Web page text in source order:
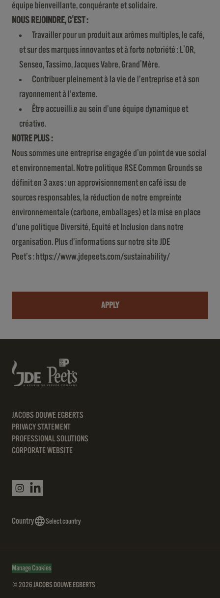
équipe bienveillante, conquérante et solidaire.
NOUS REJOINDRE, C'EST :
Travailler pour un produit aux arômes multiples, le café,
et sur des marques innovantes et à forte notoriété : L'OR,
Senseo, Tassimo, Jacques Vabre, Grand'Mère.
Contribuer pleinement à la vie de l’entreprise et à son
rayonnement à l’externe.
Être accueilli.e au sein d’une équipe dynamique et
créative.
NOTRE PLUS :
Nous sommes une entreprise engagée d'un point de vue social
et environnemental. Notre politique RSE Common Grounds se
définit en 3 axes : un approvisionnement en café issu de
sources responsables, la réduction de notre empreinte
environnementale (carbone, emballages) et la mise en place
d’une politique Diversité, Equité et Inclusion dans notre
organisation. Plus d’informations sur notre site JDE
Peet’s : https://www.jdepeets.com/sustainability/
APPLY
JACOBS DOUWE EGBERTS
PRIVACY STATEMENT
PROFESSIONAL SOLUTIONS
CORPORATE WEBSITE
Country Select country
Manage Cookies
© 2026 JACOBS DOUWE EGBERTS